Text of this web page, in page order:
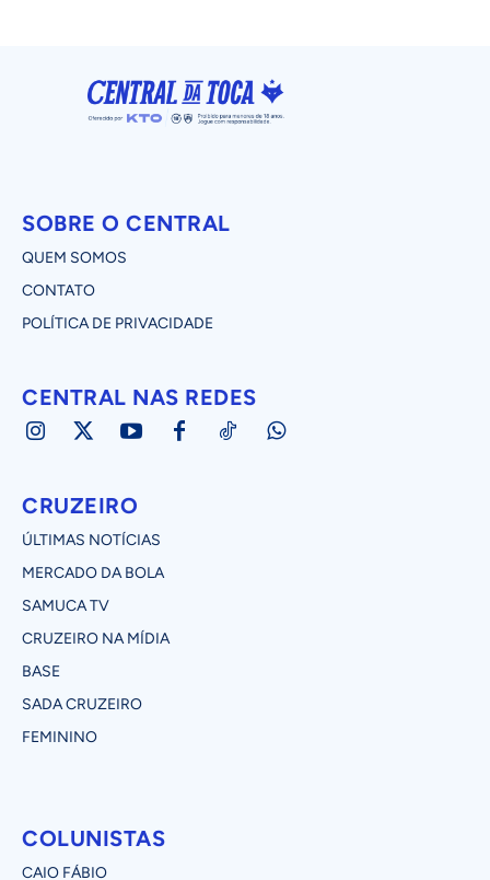
SOBRE O CENTRAL
QUEM SOMOS
CONTATO
POLÍTICA DE PRIVACIDADE
CENTRAL NAS REDES
CRUZEIRO
ÚLTIMAS NOTÍCIAS
MERCADO DA BOLA
SAMUCA TV
CRUZEIRO NA MÍDIA
BASE
SADA CRUZEIRO
FEMININO
COLUNISTAS
CAIO FÁBIO